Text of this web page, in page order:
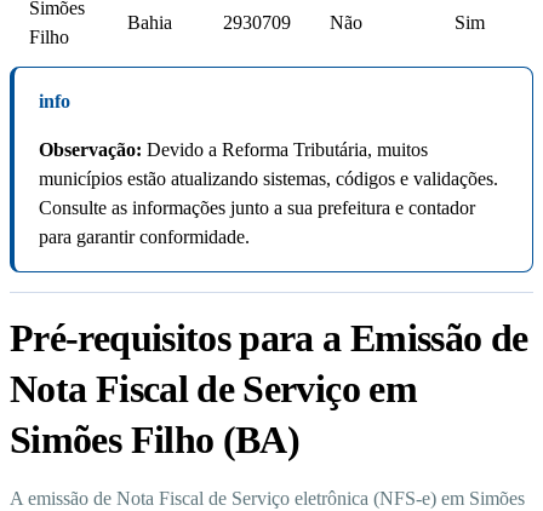
Simões
Filho
Bahia 2930709 Não Sim
info
Observação: Devido a Reforma Tributária, muitos
municípios estão atualizando sistemas, códigos e validações.
Consulte as informações junto a sua prefeitura e contador
para garantir conformidade.
Pré-requisitos para a Emissão de
Nota Fiscal de Serviço em
Simões Filho (BA)
A emissão de Nota Fiscal de Serviço eletrônica (NFS-e) em Simões